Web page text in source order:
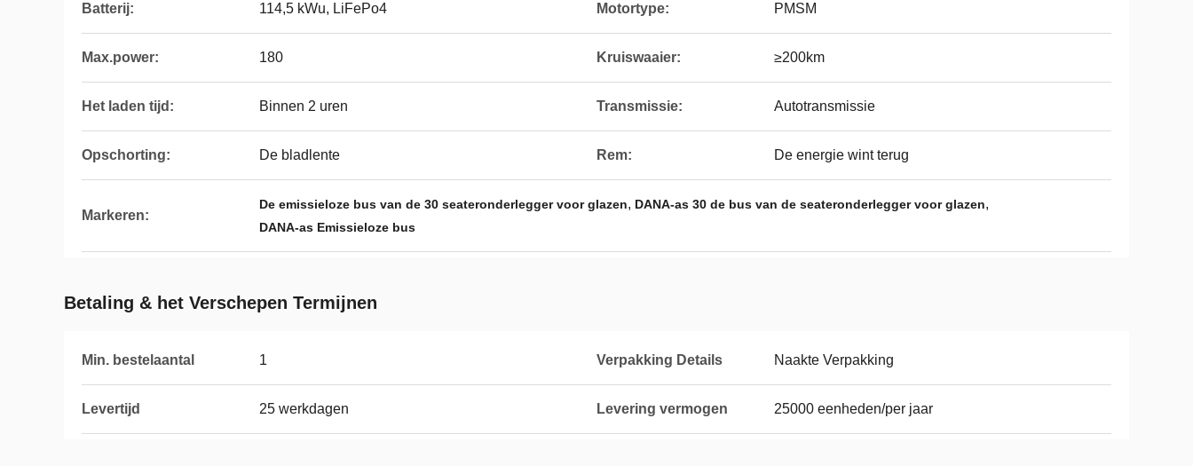
Batterij: 114,5 kWu, LiFePo4 Motortype: PMSM
Max.power: 180 Kruiswaaier: ≥200km
Het laden tijd: Binnen 2 uren Transmissie: Autotransmissie
Opschorting: De bladlente Rem: De energie wint terug
Markeren:
De emissieloze bus van de 30 seateronderlegger voor glazen, DANA-as 30 de bus van de seateronderlegger voor glazen,
DANA-as Emissieloze bus
Betaling & het Verschepen Termijnen
Min. bestelaantal 1 Verpakking Details Naakte Verpakking
Levertijd 25 werkdagen Levering vermogen 25000 eenheden/per jaar